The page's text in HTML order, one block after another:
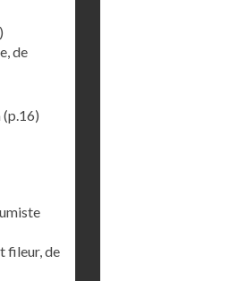
de
(p.16)
fileur, de